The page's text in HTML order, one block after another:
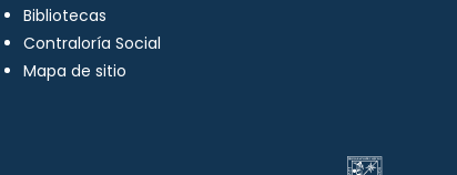
Bibliotecas
Contraloría Social
Mapa de sitio